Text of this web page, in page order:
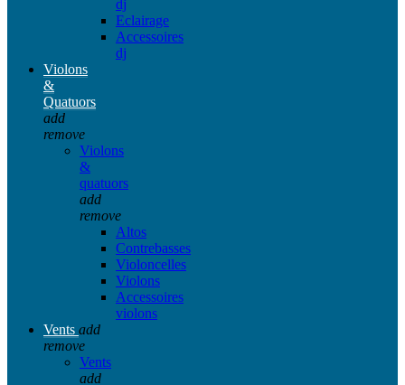
dj
Eclairage
Accessoires
dj
Violons
&
Quatuors
add
remove
Violons
&
quatuors
add
remove
Altos
Contrebasses
Violoncelles
Violons
Accessoires
violons
Vents add
remove
Vents
add